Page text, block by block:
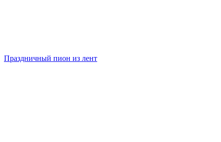
Праздничный пион из лент